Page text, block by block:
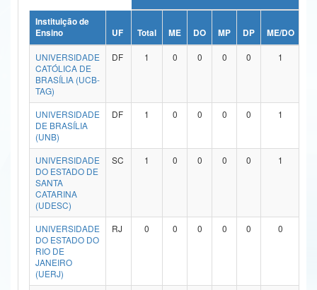
Ministério da Ciência, Tecnologia, Inovações e Comunicações
Ministério do Meio Ambiente
Ministério do Turismo
Ministério do Desenvolvimento Regional
Controladoria-Geral da União
Ministério da Mulher, da Família e dos Direitos Humanos
Secretaria-Geral
Secretaria de Governo
Gabinete de Segurança Institucional
Advocacia-Geral da União
Instituição de
Ensino
UF Total ME DO MP DP ME/DO
UNIVERSIDADE
CATÓLICA DE
BRASÍLIA (UCB-
TAG)
DF 1 0 0 0 0 1
UNIVERSIDADE
DE BRASÍLIA
(UNB)
DF 1 0 0 0 0 1
UNIVERSIDADE
DO ESTADO DE
SANTA
CATARINA
(UDESC)
SC 1 0 0 0 0 1
UNIVERSIDADE
DO ESTADO DO
RIO DE
JANEIRO
(UERJ)
RJ 0 0 0 0 0 0